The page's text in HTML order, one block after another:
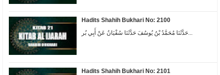
Hadits Shahih Bukhari No: 2100
ﺣَﺪَّﺛَﻨَﺎ ﻣُﺤَﻤَّﺪُ ﺑْﻦُ ﻳُﻮﺳُﻒَ ﺣَﺪَّﺛَﻨَﺎ ﺳُﻔْﻴَﺎﻥُ ﻋَﻦْ ﺃَﺑِﻲ ﺑُﺮ...
Hadits Shahih Bukhari No: 2101